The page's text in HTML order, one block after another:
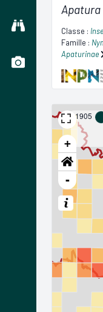
Classe :
Famille :
Apaturinae
+
-
1905